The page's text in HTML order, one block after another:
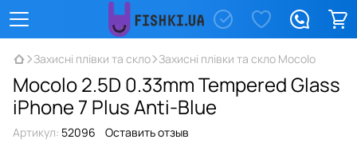
Захисні плівки та скло Захисні плівки та скло Mocolo
Mocolo 2.5D 0.33mm Tempered Glass
iPhone 7 Plus Anti-Blue
Артикул: 52096 Оставить отзыв